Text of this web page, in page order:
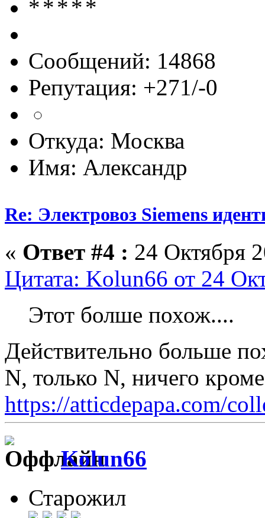
Сообщений: 14868
Репутация: +271/-0
Откуда: Москва
Имя: Александр
Re: Электровоз Siemens
« Ответ #4 : 24 Октября
Цитата: Kolun66 от 24
Этот болше похож....
Действительно больше
N, только N, ничего
https://atticdepapa.com/
Kolun66
Старожил